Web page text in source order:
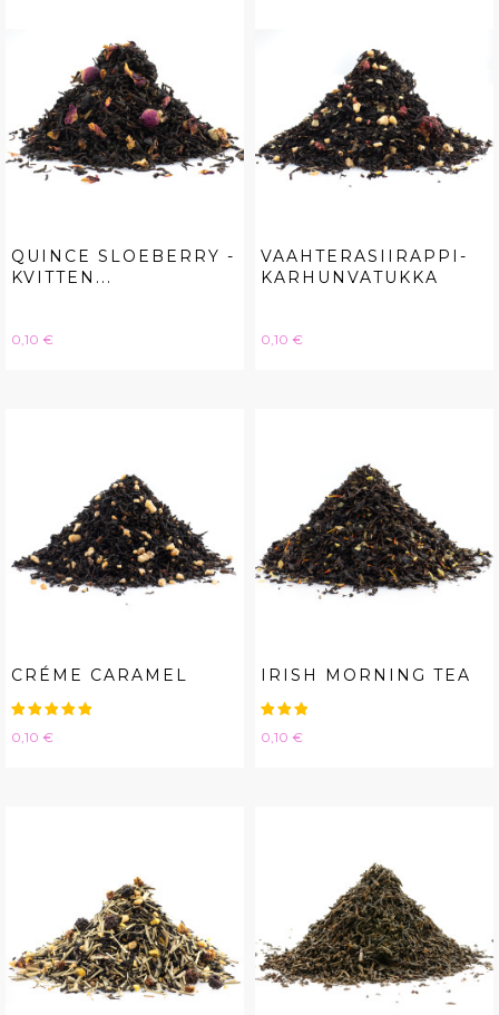
QUINCE SLOEBERRY -
KVITTEN...
Hinta
0,10 €
VAAHTERASIIRAPPI-
KARHUNVATUKKA
Hinta
0,10 €
CRÉME CARAMEL
Hinta
0,10 €
IRISH MORNING TEA
Hinta
0,10 €